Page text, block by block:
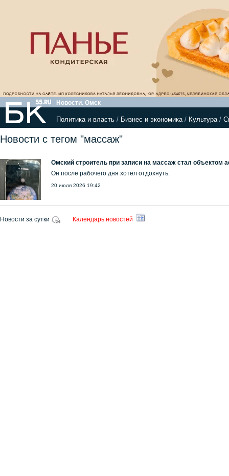
Новости. Омск
Политика и власть / Бизнес и экономика/ Культура/
Новости с тегом "массаж"
Омский строитель при записи на массаж стал объектом
Он после рабочего дня хотел отдохнуть.
20 июля 2026 19:42
Новости за сутки Календарь новостей